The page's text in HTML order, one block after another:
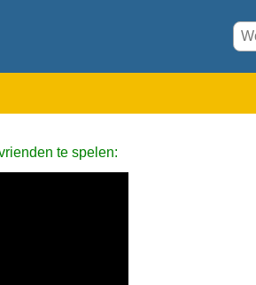
te spelen: